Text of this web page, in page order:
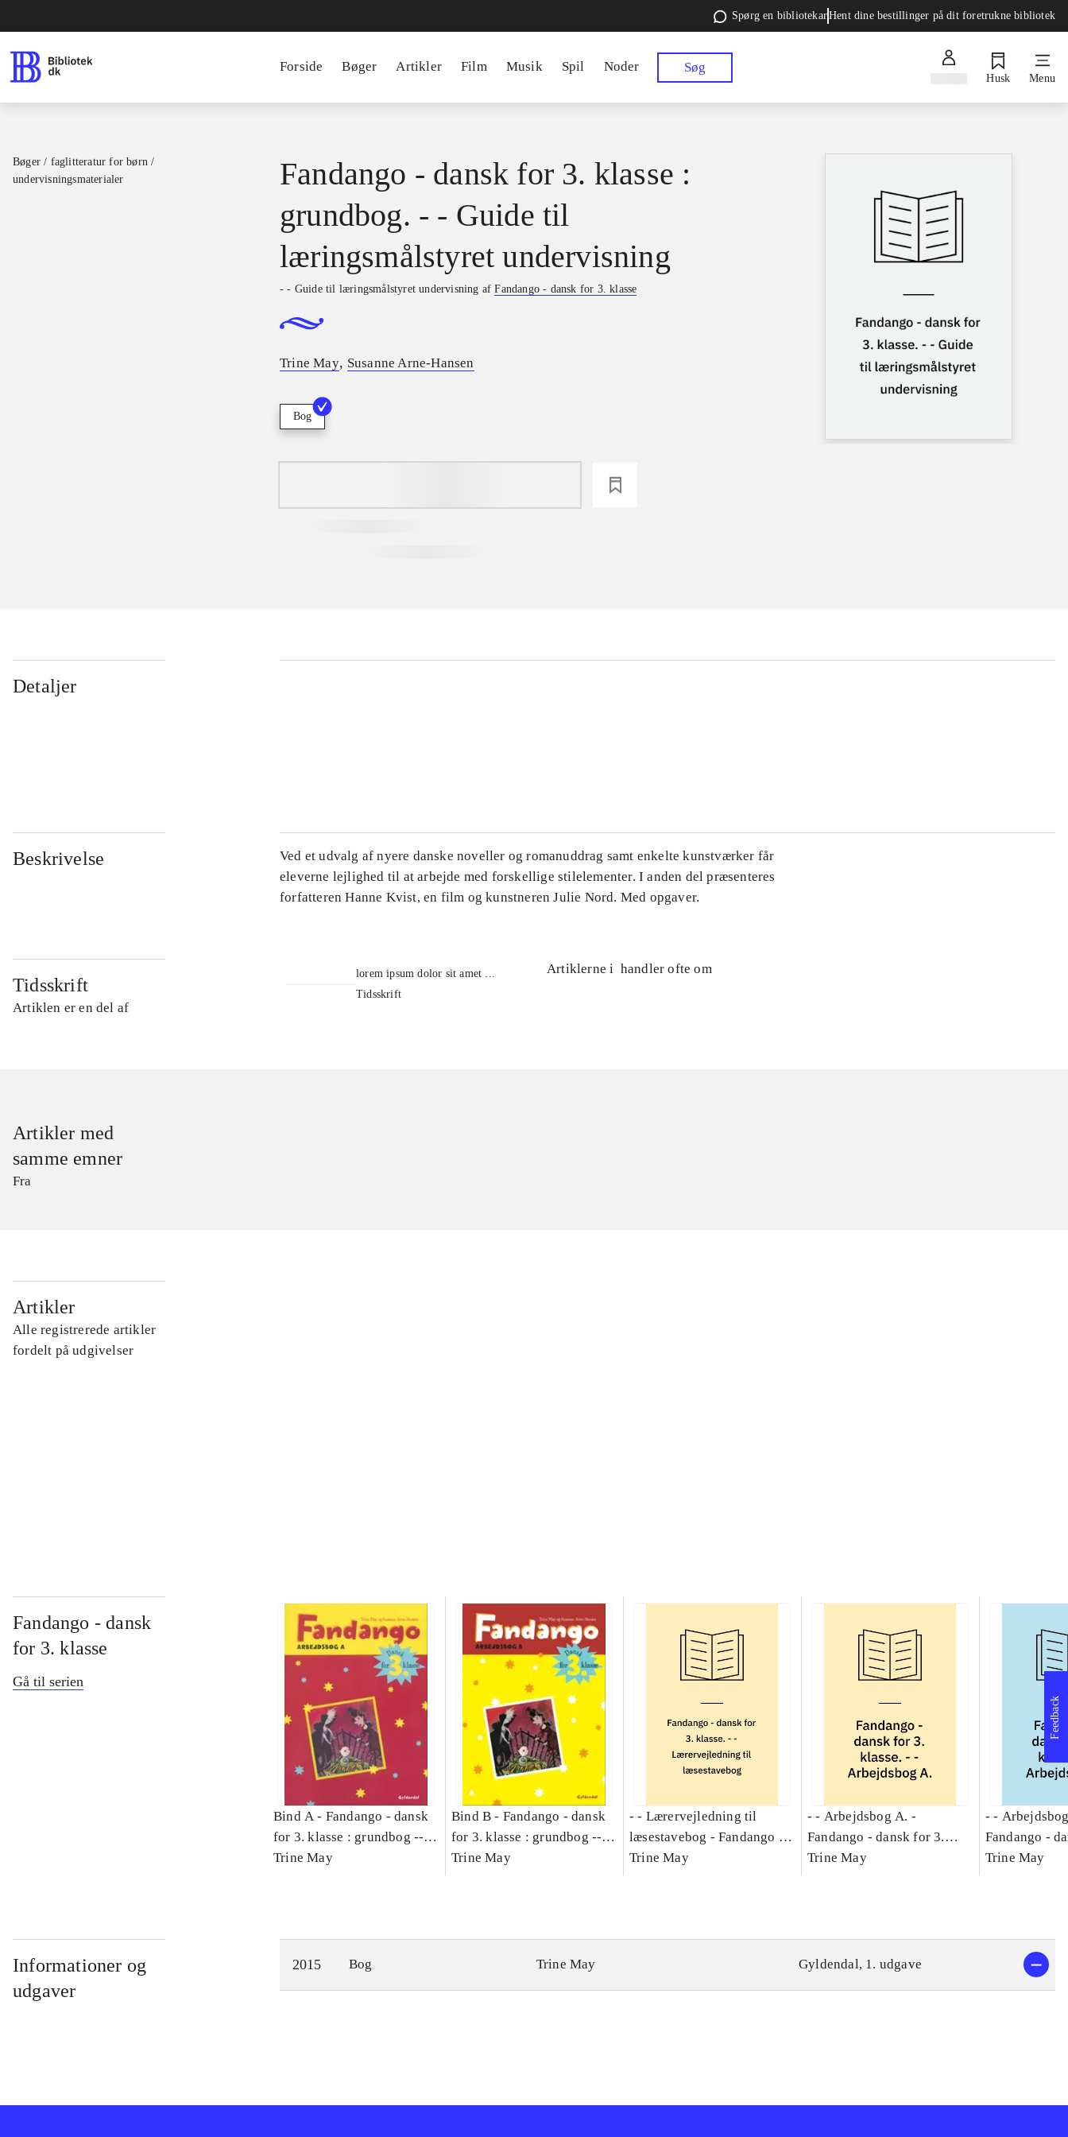
Spørg en bibliotekarHent dine bestillinger på dit foretrukne bibliotek
Forside Bøger Artikler Film Musik Spil Noder Søg
Husk Menu
Bøger / faglitteratur for børn /
undervisningsmaterialer
Fandango - dansk for 3. klasse :
grundbog. - - Guide til
læringsmålstyret undervisning
- - Guide til læringsmålstyret undervisning afFandango - dansk for 3. klasse
Trine May, Susanne Arne-Hansen
Bog
Detaljer
Beskrivelse
Ved et udvalg af nyere danske noveller og romanuddrag samt enkelte kunstværker får
eleverne lejlighed til at arbejde med forskellige stilelementer. I anden del præsenteres
forfatteren Hanne Kvist, en film og kunstneren Julie Nord. Med opgaver.
Tidsskrift
Artiklen er en del af
lorem ipsum dolor sit amet ...
Tidsskrift
Artiklerne i handler ofte om
Artikler med
samme emner
Fra
Artikler
Alle registrerede artikler
fordelt på udgivelser
Fandango - dansk
for 3. klasse
Gå til serien
Bind A - Fandango - dansk
for 3. klasse : grundbog --
Arbejdsbog. Bind A
Trine May
Bind B - Fandango - dansk
for 3. klasse : grundbog --
Arbejdsbog. Bind B
Trine May
- - Lærervejledning til
læsestavebog - Fandango -
dansk for 3. klasse :
Trine May
- - Arbejdsbog A. -
Fandango - dansk for 3.
klasse : grundbog. - -
Trine May
- -
Fandango -
klasse :
Trine May
Informationer og
udgaver
2015 Bog Trine May Gyldendal, 1. udgave
Feedback